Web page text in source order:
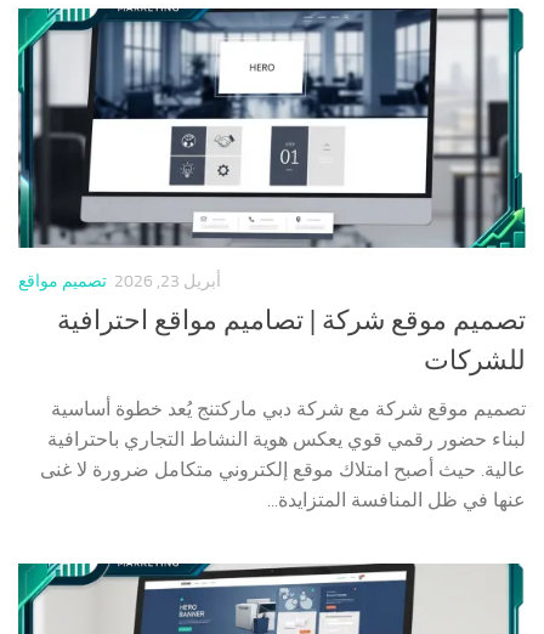
تصميم مواقع أبريل 23, 2026
تصميم موقع شركة | تصاميم مواقع احترافية
للشركات
تصميم موقع شركة مع شركة دبي ماركتنج يُعد خطوة أساسية
لبناء حضور رقمي قوي يعكس هوية النشاط التجاري باحترافية
عالية. حيث أصبح امتلاك موقع إلكتروني متكامل ضرورة لا غنى
عنها في ظل المنافسة المتزايدة...